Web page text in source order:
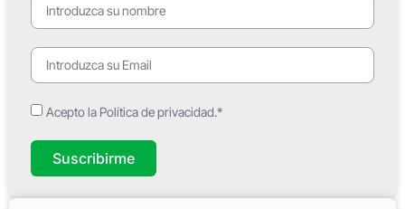
Acepto la Política de privacidad.*
Suscribirme